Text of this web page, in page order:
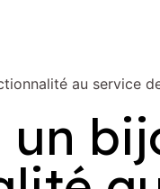
au service
un